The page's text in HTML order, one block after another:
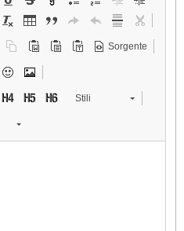
Sorgente
Stili